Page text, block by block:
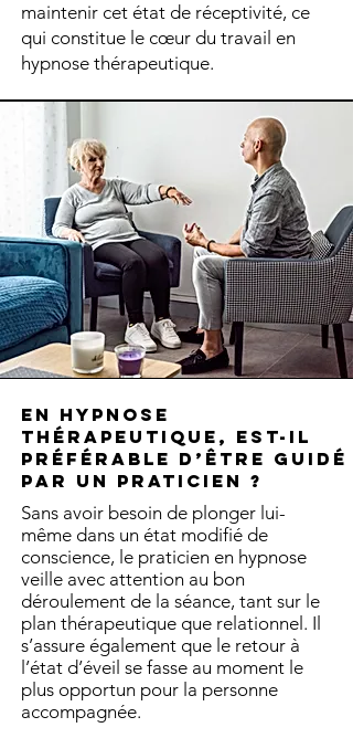
maintenir cet état de réceptivité, ce
qui constitue le cœur du travail en
hypnose thérapeutique.
En hypnose
thérapeutique, est-il
préférable d’être guidé
par un praticien ?
Sans avoir besoin de plonger lui-
même dans un état modifié de
conscience, le praticien en hypnose
veille avec attention au bon
déroulement de la séance, tant sur le
plan thérapeutique que relationnel. Il
s’assure également que le retour à
l’état d’éveil se fasse au moment le
plus opportun pour la personne
accompagnée.